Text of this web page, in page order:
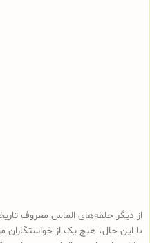
از دیگر حلقه‌های الماس معروف
با این حال، هیچ یک از خواستگاران